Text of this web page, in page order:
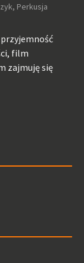
Perkusja
film
zajmuję się